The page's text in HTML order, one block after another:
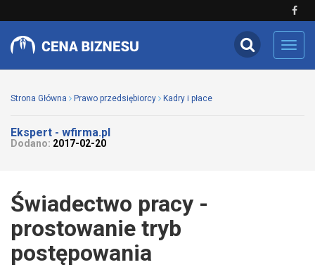
Strona Główna Prawo przedsiębiorcy Kadry i płace
Ekspert - wfirma.pl
Dodano: 2017-02-20
Świadectwo pracy -
prostowanie tryb
postępowania